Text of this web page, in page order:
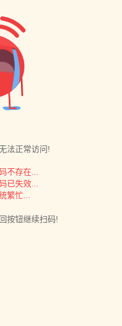
法正常访问!
不存在...
已失效...
繁忙...
按钮继续扫码!